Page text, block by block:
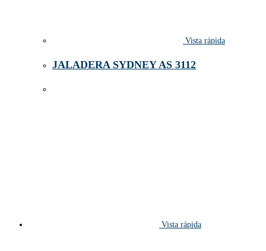
Vista rápida
JALADERA SYDNEY AS 3112
Vista rápida